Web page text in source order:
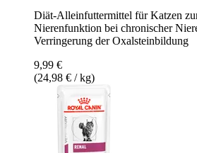
Diät-Alleinfuttermittel für Katzen
Nierenfunktion bei chronischer
Verringerung der Oxalsteinbildung
9,99 €
(24,98 € / kg)